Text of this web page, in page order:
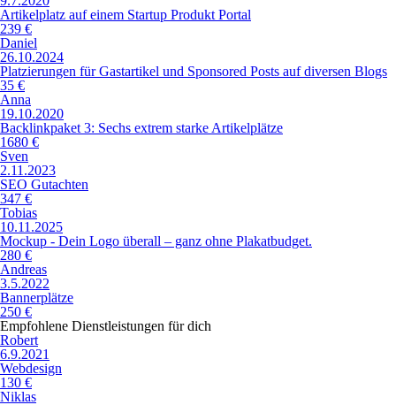
Artikelplatz auf einem Startup Produkt Portal
239 €
Daniel
26.10.2024
Platzierungen für Gastartikel und Sponsored Posts auf diversen Blogs
35 €
Anna
19.10.2020
Backlinkpaket 3: Sechs extrem starke Artikelplätze
1680 €
Sven
2.11.2023
SEO Gutachten
347 €
Tobias
10.11.2025
Mockup - Dein Logo überall – ganz ohne Plakatbudget.
280 €
Andreas
3.5.2022
Bannerplätze
250 €
Empfohlene Dienstleistungen für dich
Robert
6.9.2021
Webdesign
130 €
Niklas